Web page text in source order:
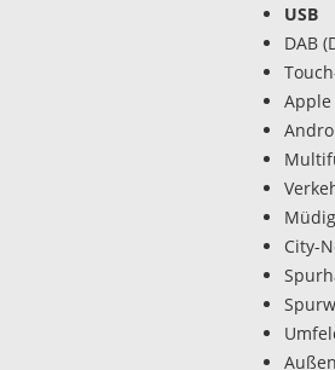
USB
DAB
Apple
City-